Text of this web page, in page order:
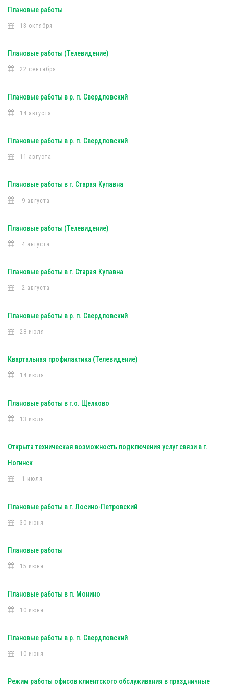
Плановые работы
13 октября
Плановые работы (Телевидение)
22 сентября
Плановые работы в р. п. Свердловский
14 августа
Плановые работы в р. п. Свердловский
11 августа
Плановые работы в г. Старая Купавна
9 августа
Плановые работы (Телевидение)
4 августа
Плановые работы в г. Старая Купавна
2 августа
Плановые работы в р. п. Свердловский
28 июля
Квартальная профилактика (Телевидение)
14 июля
Плановые работы в г.о. Щелково
13 июля
Открыта техническая возможность подключения услуг связи в г.
Ногинск
1 июля
Плановые работы в г. Лосино-Петровский
30 июня
Плановые работы
15 июня
Плановые работы в п. Монино
10 июня
Плановые работы в р. п. Свердловский
10 июня
Режим работы офисов клиентского обслуживания в праздничные